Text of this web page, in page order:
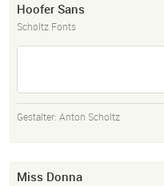
Hoofer Sans
Scholtz Fonts
Gestalter: Anton Scholtz
Miss Donna